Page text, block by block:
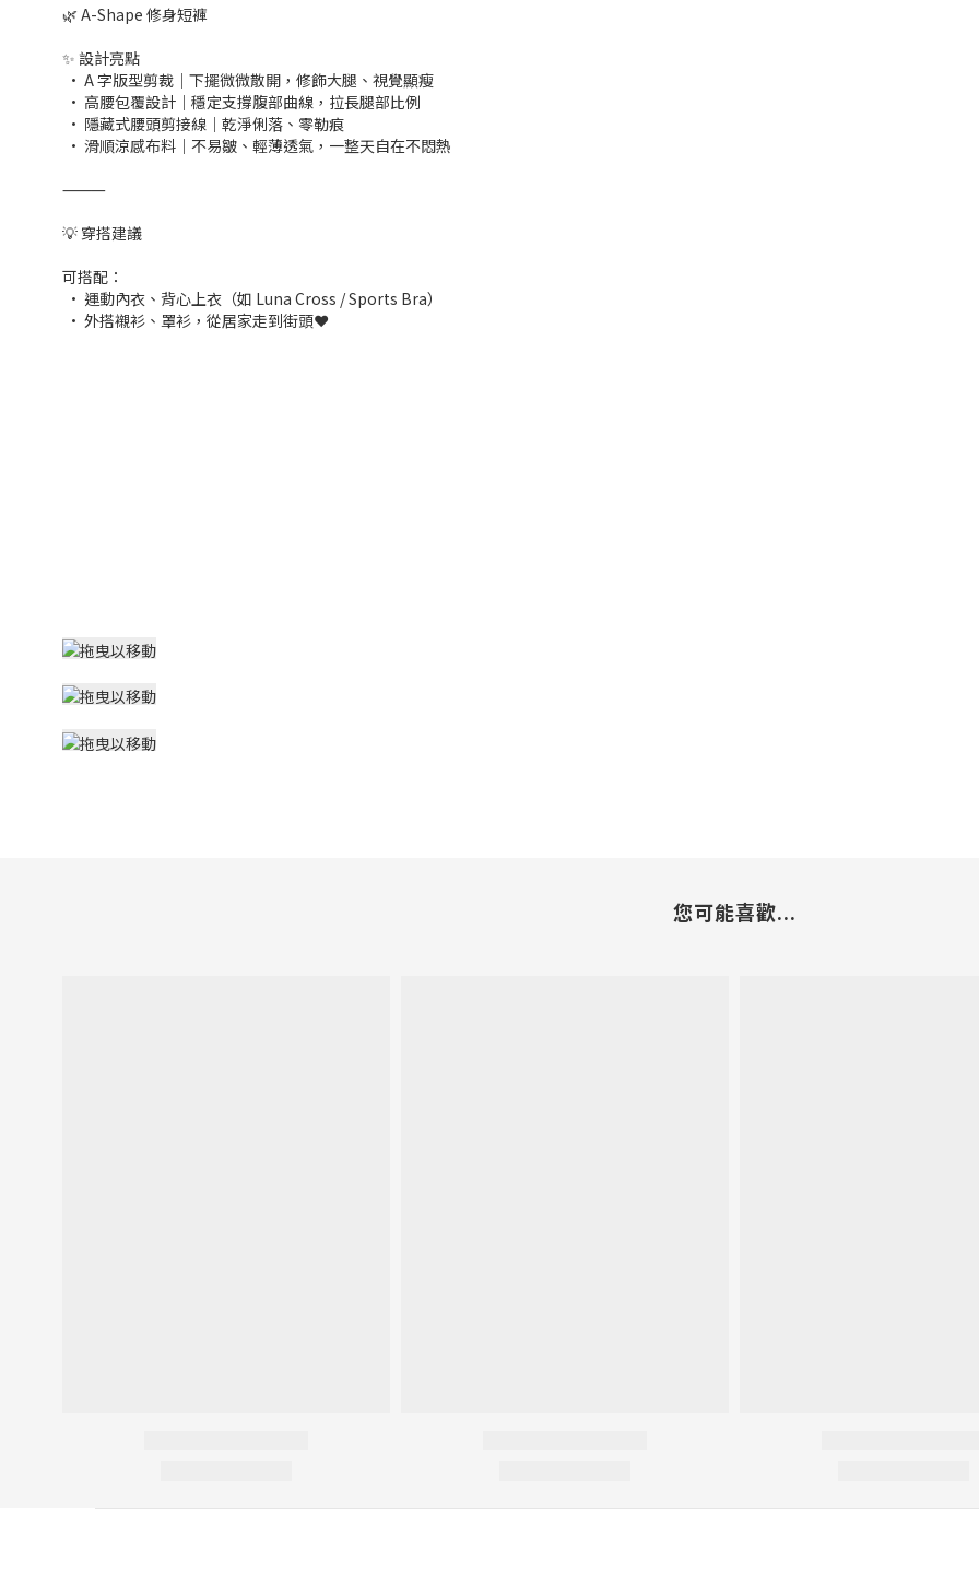
🌿 A-Shape 修身短褲
✨ 設計亮點
• A 字版型剪裁｜下擺微微散開，修飾大腿、視覺顯瘦
• 高腰包覆設計｜穩定支撐腹部曲線，拉長腿部比例
• 隱藏式腰頭剪接線｜乾淨俐落、零勒痕
• 滑順涼感布料｜不易皺、輕薄透氣，一整天自在不悶熱
⸻
💡 穿搭建議
可搭配：
• 運動內衣、背心上衣（如 Luna Cross / Sports Bra）
• 外搭襯衫、罩衫，從居家走到街頭❤️
您可能喜歡...